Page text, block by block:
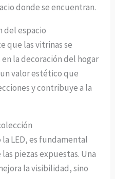
donde se encuentran.
del espacio
que las vitrinas se
la decoración del hogar
valor estético que
y contribuye a la
LED, es fundamental
piezas expuestas. Una
la visibilidad, sino